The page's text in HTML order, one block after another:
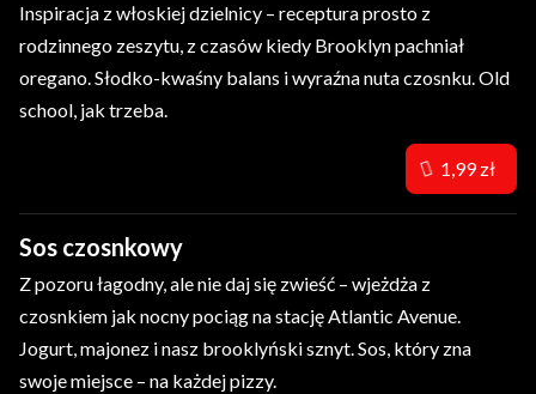
Inspiracja z włoskiej dzielnicy – receptura prosto z
rodzinnego zeszytu, z czasów kiedy Brooklyn pachniał
oregano. Słodko-kwaśny balans i wyraźna nuta czosnku. Old
school, jak trzeba.
Sos czosnkowy
Z pozoru łagodny, ale nie daj się zwieść – wjeżdża z
czosnkiem jak nocny pociąg na stację Atlantic Avenue.
Jogurt, majonez i nasz brooklyński sznyt. Sos, który zna
swoje miejsce – na każdej pizzy.